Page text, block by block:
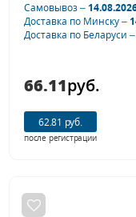
Самовывоз –
Доставка по Минску –
Доставка по Беларуси –
66.11руб.
62.81 руб.
после регистрации